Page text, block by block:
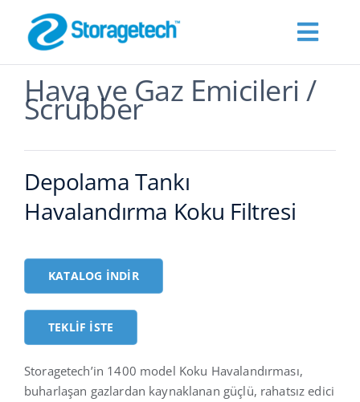
content
Hakkımızda
Hava ve Gaz Emicileri /
Scrubber
Depolama Tankı
Havalandırma Koku Filtresi
KATALOG İNDIR
TEKLIF İSTE
Storagetech’in 1400 model Koku Havalandırması,
buharlaşan gazlardan kaynaklanan güçlü, rahatsız edici